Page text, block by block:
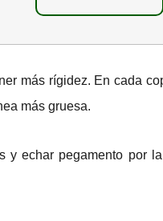
más rígidez. En cada
más gruesa.
echar pegamento por